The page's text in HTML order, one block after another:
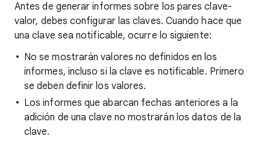
Antes de generar informes sobre los pares clave-
valor, debes configurar las claves. Cuando hace que
una clave sea notificable, ocurre lo siguiente:
No se mostrarán valores no definidos en los
informes, incluso si la clave es notificable. Primero
se deben definir los valores.
Los informes que abarcan fechas anteriores a la
adición de una clave no mostrarán los datos de la
clave.